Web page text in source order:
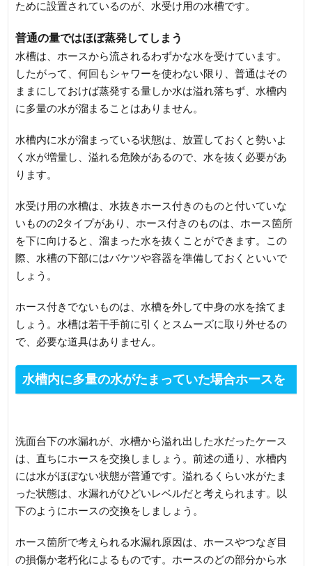
ために設置されているのが、水受け用の水槽です。
普通の量ではほぼ蒸発してしまう
水槽は、ホースから流されるわずかな水を受けています。
したがって、何回もシャワーを使わない限り、普通はその
ままにしておけば蒸発する量しか水は溢れ落ちず、水槽内
に多量の水が溜まることはありません。
水槽内に水が溜まっている状態は、放置しておくと勢いよ
く水が増量し、溢れる危険があるので、水を抜く必要があ
ります。
水受け用の水槽は、水抜きホース付きのものと付いていな
いものの2タイプがあり、ホース付きのものは、ホース箇所
を下に向けると、溜まった水を抜くことができます。この
際、水槽の下部にはバケツや容器を準備しておくといいで
しょう。
ホース付きでないものは、水槽を外して中身の水を捨てま
しょう。水槽は若干手前に引くとスムーズに取り外せるの
で、必要な道具はありません。
水槽内に多量の水がたまっていた場合ホースを
洗面台下の水漏れが、水槽から溢れ出した水だったケース
は、直ちにホースを交換しましょう。前述の通り、水槽内
には水がほぼない状態が普通です。溢れるくらい水がたま
った状態は、水漏れがひどいレベルだと考えられます。以
下のようにホースの交換をしましょう。
ホース箇所で考えられる水漏れ原因は、ホースやつなぎ目
の損傷か老朽化によるものです。ホースのどの部分から水